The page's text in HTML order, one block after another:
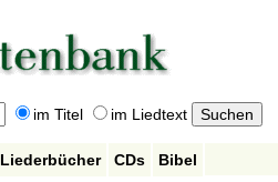
im Titel im Liedtext
Liederbücher CDs
Bibel